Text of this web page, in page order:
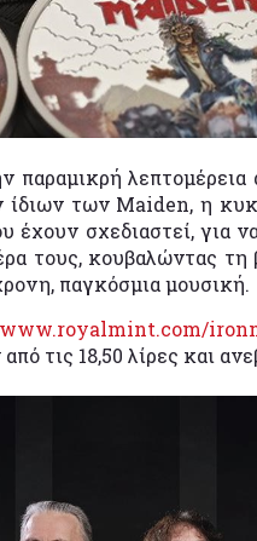
παραμικρή λεπτομέρεια
ίδιων των Maiden, η
έχουν σχεδιαστεί, για
τους, κουβαλώντας τη
παγκόσμια μουσική.
www.royalmint.com/
τις 18,50 λίρες και